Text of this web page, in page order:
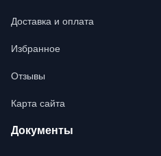
Доставка и оплата
Избранное
Отзывы
Карта сайта
Документы